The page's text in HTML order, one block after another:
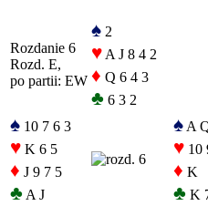
Rozdanie 6
Rozd. E,
po partii: EW
♠ 2
♥ A J 8 4 2
♦ Q 6 4 3
♣ 6 3 2
♠ 10 7 6 3
♥ K 6 5
♦ J 9 7 5
♣ A J
♠ A
♥ 10
♦ K
♣ K